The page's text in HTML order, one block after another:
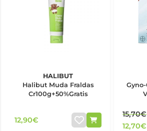
HALIBUT
Halibut Muda Fraldas
Cr100g+50%Gratis
12,90€
15,70€
12,70€